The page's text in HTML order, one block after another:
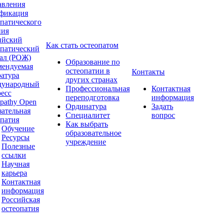
(РОЖ)
Open
Обучение
Ресурсы
Полезные
ссылки
Научная
карьера
Контактная
информация
Российская
остеопатия
Как стать остеопатом
Образование по
остеопатии в
других странах
Профессиональная
переподготовка
Ординатура
Специалитет
Как выбрать
образовательное
учреждение
Контакты
Контактная
информация
Задать
вопрос